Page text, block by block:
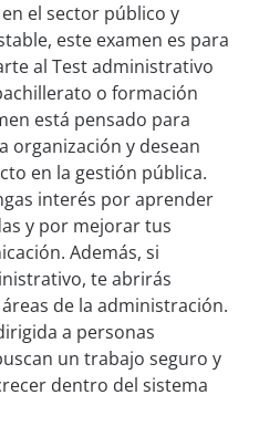
el sector público y
este examen es para
al Test administrativo
o formación
está pensado para
organización y desean
en la gestión pública.
interés por aprender
y por mejorar tus
Además, si
te abrirás
de la administración.
a personas
un trabajo seguro y
dentro del sistema